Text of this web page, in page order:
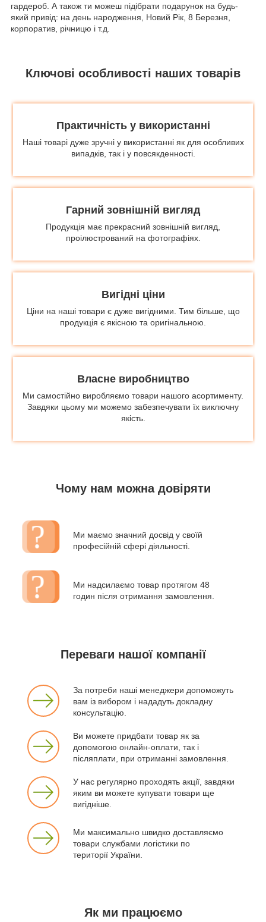
гардероб. А також ти можеш підібрати подарунок на будь-
який привід: на день народження, Новий Рік, 8 Березня,
корпоратив, річницю і т.д.
Ключові особливості наших товарів
Практичність у використанні
Наші товарі дуже зручні у використанні як для особливих
випадків, так і у повсякденності.
Гарний зовнішній вигляд
Продукція має прекрасний зовнішній вигляд,
проілюстрований на фотографіях.
Вигідні ціни
Ціни на наші товари є дуже вигідними. Тим більше, що
продукція є якісною та оригінальною.
Власне виробництво
Ми самостійно виробляємо товари нашого асортименту.
Завдяки цьому ми можемо забезпечувати їх виключну
якість.
Чому нам можна довіряти
Ми маємо значний досвід у своїй
професійній сфері діяльності.
Ми надсилаємо товар протягом 48
годин після отримання замовлення.
Переваги нашої компанії
За потреби наші менеджери допоможуть
вам із вибором і нададуть докладну
консультацію.
Ви можете придбати товар як за
допомогою онлайн-оплати, так і
післяплати, при отриманні замовлення.
У нас регулярно проходять акції, завдяки
яким ви можете купувати товари ще
вигідніше.
Ми максимально швидко доставляємо
товари службами логістики по
території України.
Як ми працюємо